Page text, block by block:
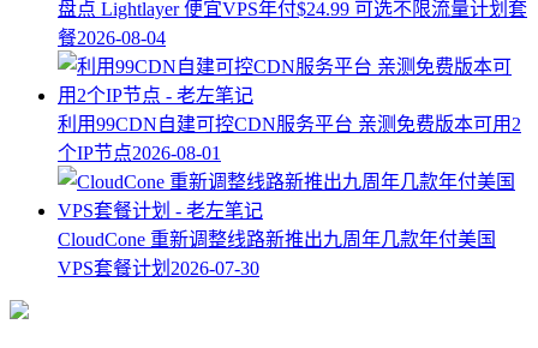
盘点 Lightlayer 便宜VPS年付$24.99 可选不限流量计划套
餐2026-08-04
利用99CDN自建可控CDN服务平台 亲测免费版本可用2
个IP节点2026-08-01
CloudCone 重新调整线路新推出九周年几款年付美国
VPS套餐计划 2026-07-30